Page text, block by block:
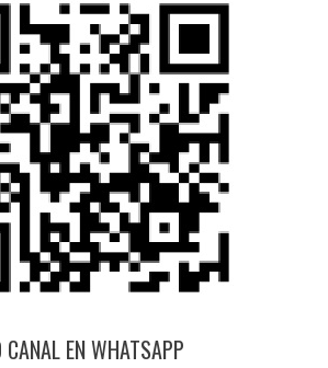
EN WHATSAPP